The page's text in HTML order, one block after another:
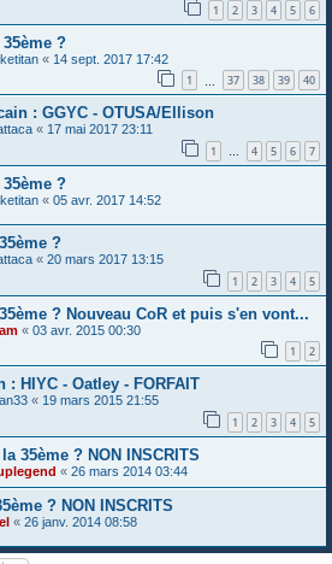
1 2 3 4 5 6
?
« 14 sept. 2017 17:42
1 37 38 39 40
: GGYC - OTUSA/Ellison
« 17 mai 2017 23:11
1 … 4 5 6 7
?
« 05 avr. 2017 14:52
?
« 20 mars 2017 13:15
1 2 3 4 5
? Nouveau CoR et puis s'en vont...
« 03 avr. 2015 00:30
1 2
: HIYC - Oatley - FORFAIT
« 19 mars 2015 21:55
1 2 3 4 5
35ème ? NON INSCRITS
« 26 mars 2014 03:44
? NON INSCRITS
« 26 janv. 2014 08:58